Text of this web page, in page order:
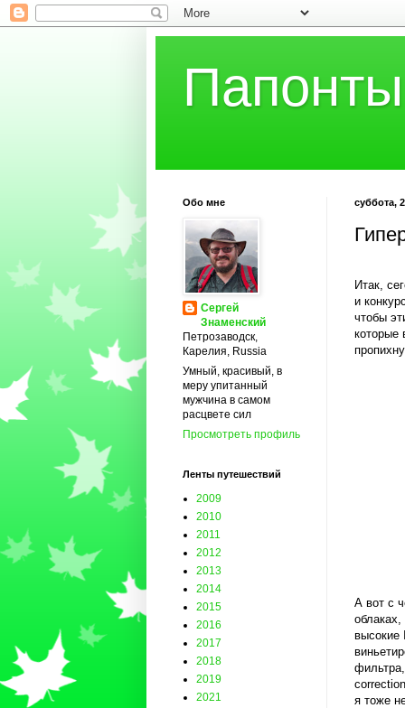
суббота,
Итак,
и
чтобы
которые
А вот с
облаках,
высокие
correction
я тоже
Обо мне
Сергей
Знаменский
Петрозаводск,
Карелия, Russia
Умный, красивый, в
меру упитанный
мужчина в самом
расцвете сил
Просмотреть профиль
Ленты путешествий
2009
2010
2011
2012
2013
2014
2015
2016
2017
2018
2019
2021